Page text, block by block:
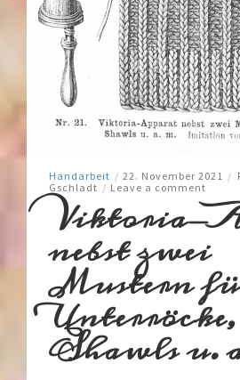
Handarbeit / 22. November 2021 /
Gschladt / Leave a comment
Viktoria-
nebst zwei
Mustern
Unterröcke,
Shawls u.